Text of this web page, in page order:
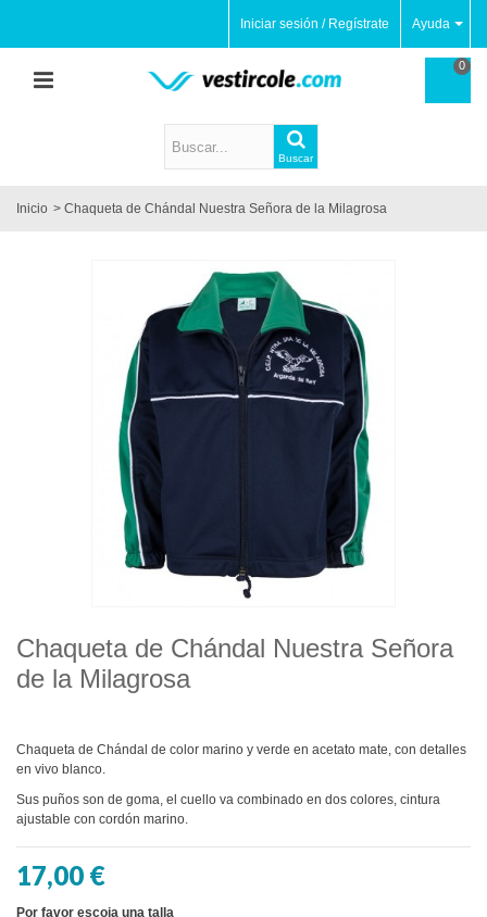
Ayuda
Iniciar sesión / Regístrate
0
Buscar
Inicio > Chaqueta de Chándal Nuestra Señora de la Milagrosa
Chaqueta de Chándal Nuestra Señora
de la Milagrosa
Chaqueta de Chándal de color marino y verde en acetato mate, con detalles
en vivo blanco.
Sus puños son de goma, el cuello va combinado en dos colores, cintura
ajustable con cordón marino.
17,00 €
Por favor escoja una talla